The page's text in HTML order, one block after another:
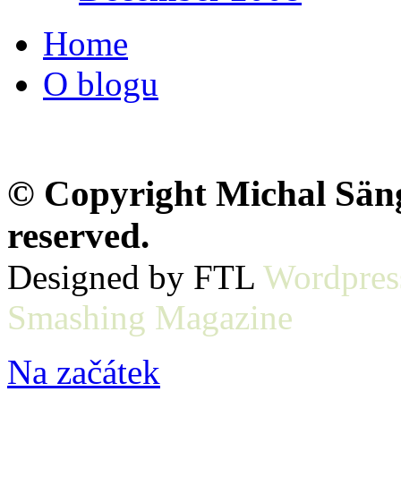
Home
O blogu
© Copyright Michal
reserved.
Designed by FTL
Smashing Magazine
Na začátek